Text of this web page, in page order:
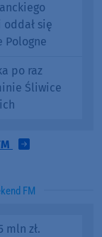
się
Pologne
po raz
Śliwice
FM
mln zł.